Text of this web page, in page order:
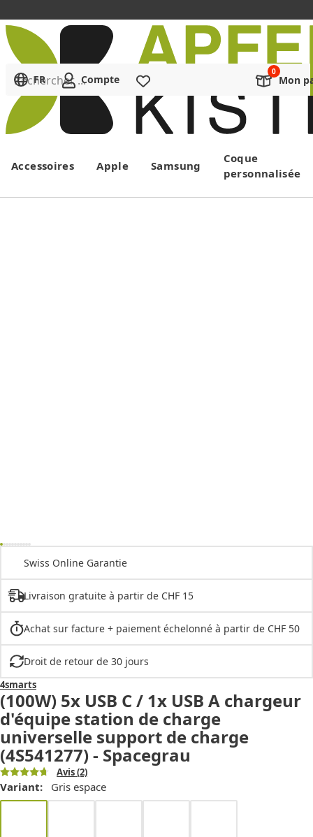
Menu
Rechercher ...
FR Compte Mon
Accessoires Apple Samsung
Coque
personnalisée
Swiss Online Garantie
Livraison gratuite à partir de CHF 15
Achat sur facture + paiement échelonné à partir de CHF 50
Droit de retour de 30 jours
4smarts
(100W) 5x USB C / 1x USB A chargeur
d'équipe station de charge
universelle support de charge
(4S541277) - Spacegrau
Avis(2)
Variant: Gris espace